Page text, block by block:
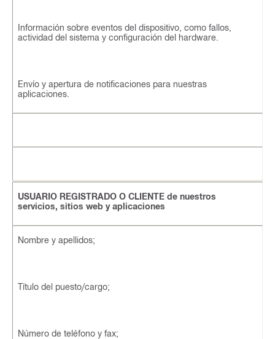
Información sobre eventos del dispositivo, como fallos,
actividad del sistema y configuración del hardware.
Envío y apertura de notificaciones para nuestras
aplicaciones.
USUARIO REGISTRADO O CLIENTE de nuestros
servicios, sitios web y aplicaciones
Nombre y apellidos;
Título del puesto/cargo;
Número de teléfono y fax;